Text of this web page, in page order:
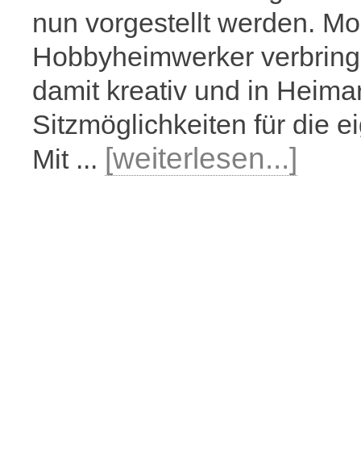
nun vorgestellt werden.
Hobbyheimwerker
damit kreativ und in
Sitzmöglichkeiten für die
Mit ... [weiterlesen...]